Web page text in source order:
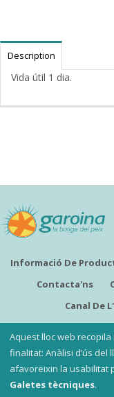
Description
Vida útil 1 dia.
Informació De
Contacta'ns
Canal De
Aquest lloc web
finalitat: Anàlisi d’ús
afavoreixin la usabilitat
Galetes tècniques.